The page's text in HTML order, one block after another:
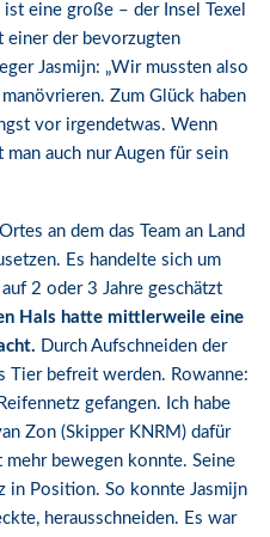
ist eine große – der Insel Texel
einer der bevorzugten
Jasmijn: „Wir mussten also
Zum Glück haben
vor irgendetwas. Wenn
auch nur Augen für sein
an dem das Team an Land
Es handelte sich um
auf 2 oder 3 Jahre geschätzt
Hals hatte mittlerweile eine
Durch Aufschneiden der
Tier befreit werden. Rowanne:
gefangen. Ich habe
Zon (Skipper KNRM) dafür
bewegen konnte. Seine
in Position. So konnte Jasmijn
herausschneiden. Es war